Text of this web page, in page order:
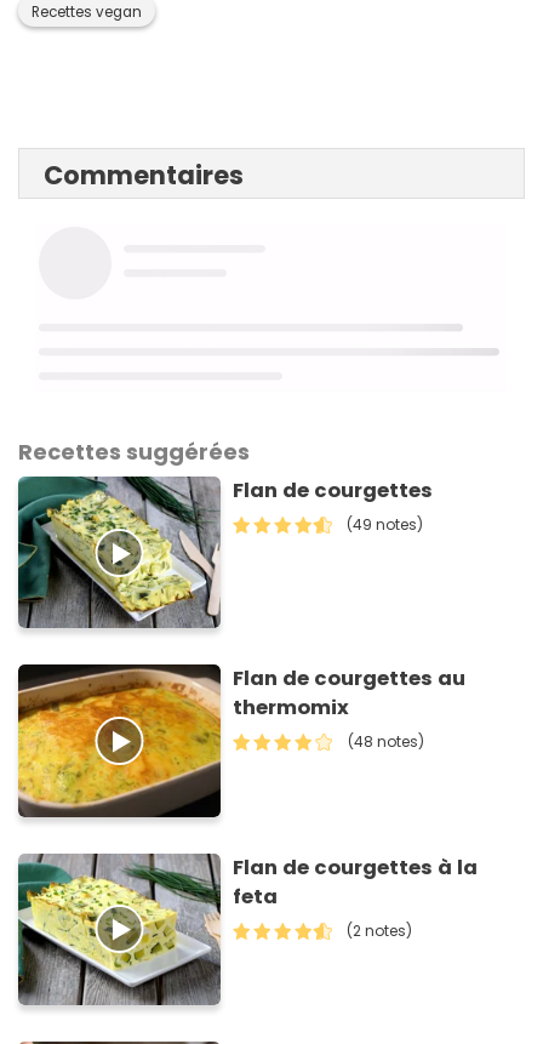
Recettes vegan
Commentaires
Recettes suggérées
Flan de courgettes
(49 notes)
Flan de courgettes au
thermomix
(48 notes)
Flan de courgettes à la
feta
(2 notes)